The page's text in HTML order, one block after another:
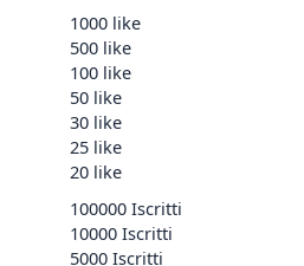
1000 like
500 like
100 like
50 like
30 like
25 like
20 like
100000 Iscritti
10000 Iscritti
5000 Iscritti